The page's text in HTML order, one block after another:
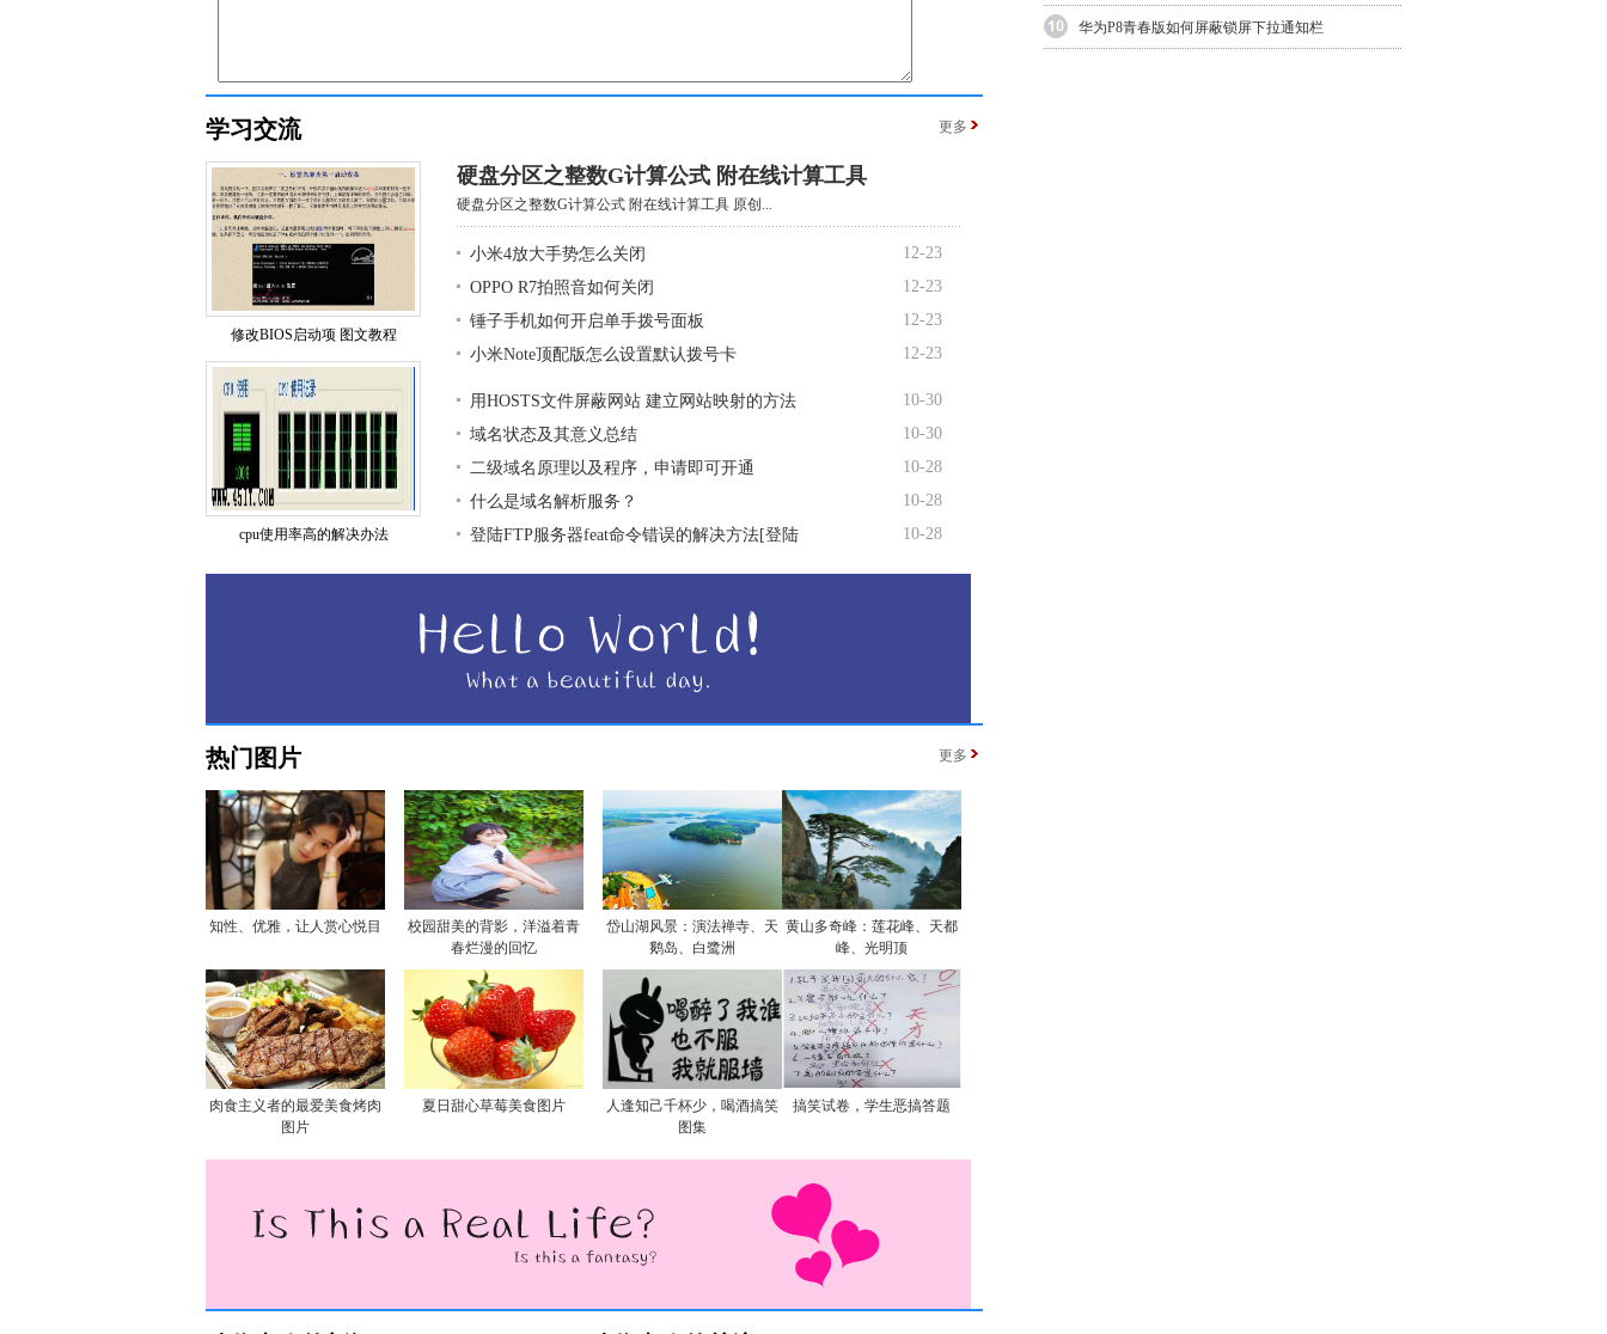
学习交流 更多
修改BIOS启动项 图文教程
cpu使用率高的解决办法
硬盘分区之整数G计算公式 附在线计算工具
硬盘分区之整数G计算公式 附在线计算工具 原创...
小米4放大手势怎么关闭
12-23
OPPO R7拍照音如何关闭
12-23
锤子手机如何开启单手拨号面板
12-23
小米Note顶配版怎么设置默认拨号卡
12-23
用HOSTS文件屏蔽网站 建立网站映射的方法
10-30
域名状态及其意义总结
10-30
二级域名原理以及程序，申请即可开通
10-28
什么是域名解析服务？
10-28
登陆FTP服务器feat命令错误的解决方法[登陆
10-28
热门图片 更多
知性、优雅，让人赏心悦目
校园甜美的背影，洋溢着青
春烂漫的回忆
岱山湖风景：演法禅寺、天
鹅岛、白鹭洲
黄山多奇峰：莲花峰、天都
峰、光明顶
肉食主义者的最爱美食烤肉
图片
夏日甜心草莓美食图片
人逢知己千杯少，喝酒搞笑
图集
搞笑试卷，学生恶搞答题
华为P8青春版如何屏蔽锁屏下拉通知栏